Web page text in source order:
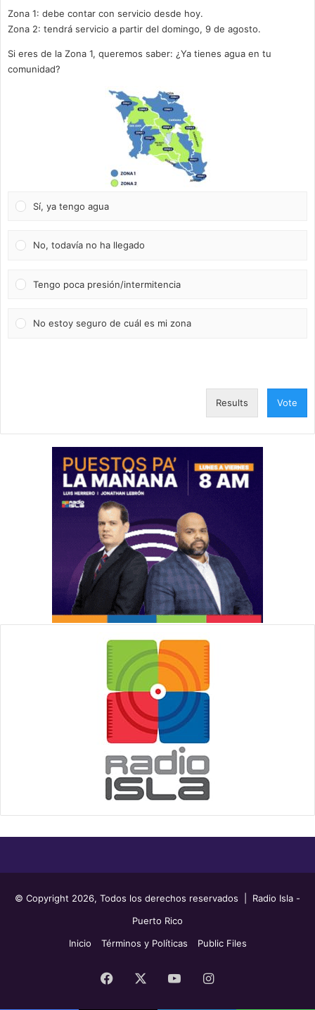
Zona 1: debe contar con servicio desde hoy.
Zona 2: tendrá servicio a partir del domingo, 9 de agosto.
Si eres de la Zona 1, queremos saber: ¿Ya tienes agua en tu
comunidad?
Sí, ya tengo agua
No, todavía no ha llegado
Tengo poca presión/intermitencia
No estoy seguro de cuál es mi zona
Results Vote
© Copyright 2026, Todos los derechos reservados | Radio Isla -
Puerto Rico
Inicio
Términos y Políticas Public Files
Facebook YouTubeInstagram